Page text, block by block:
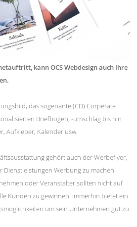
kann OCS Webdesign auch Ihre
das sogenante (CD) Corperate
Briefbogen, -umschlag bis hin
Aufkleber, Kalender usw.
gehört auch der Werbeflyer,
Dienstleistungen Werbung zu machen.
oder Veranstalter sollten nicht auf
Kunden zu gewinnen. Immerhin bietet ein
um sein Unternehmen gut zu